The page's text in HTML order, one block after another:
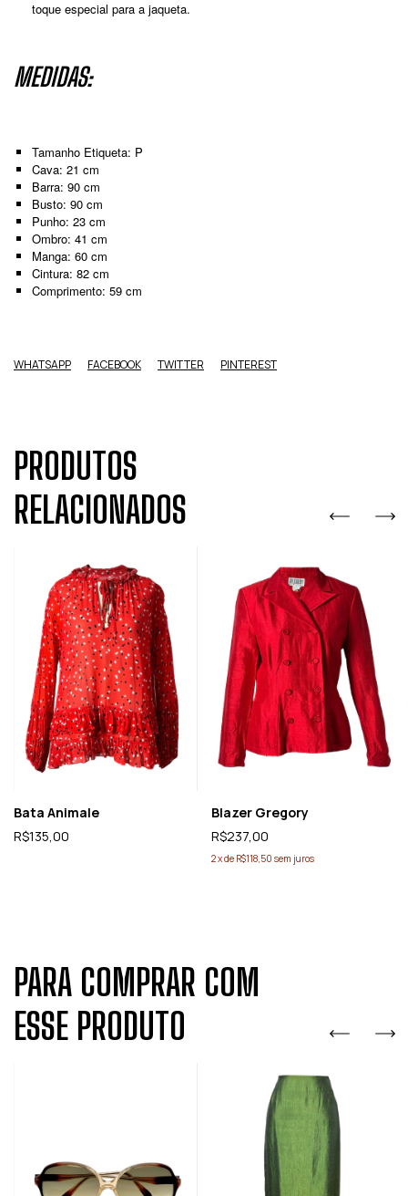
toque especial para a jaqueta.
MEDIDAS:
Tamanho Etiqueta: P
Cava: 21 cm
Barra: 90 cm
Busto: 90 cm
Punho: 23 cm
Ombro: 41 cm
Manga: 60 cm
Cintura: 82 cm
Comprimento: 59 cm
WHATSAPP FACEBOOK TWITTER PINTEREST
PRODUTOS
RELACIONADOS
Bata Animale
R$135,00
Blazer Gregory
R$237,00
2xde R$118,50 sem juros
PARA COMPRAR COM
ESSE PRODUTO